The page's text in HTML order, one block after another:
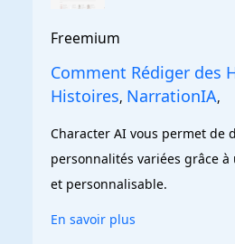
Freemium
Comment Rédiger des
Histoires, NarrationIA,
Character AI vous permet de
personnalités variées grâce
et personnalisable.
En savoir plus